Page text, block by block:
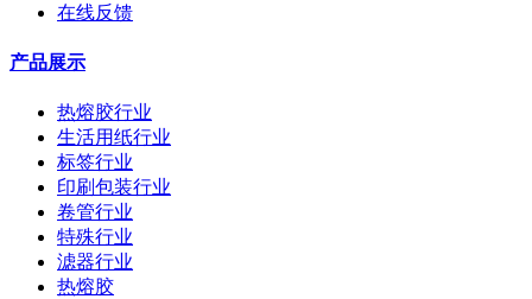
在线反馈
产品展示
热熔胶行业
生活用纸行业
标签行业
印刷包装行业
卷管行业
特殊行业
滤器行业
热熔胶